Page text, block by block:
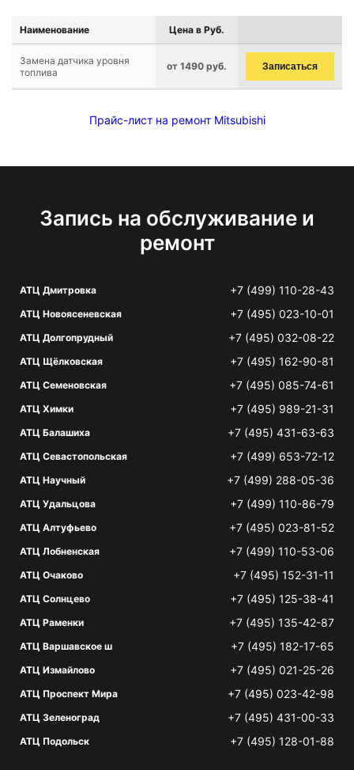
Наименование Цена в Руб.
Замена датчика уровня
топлива
от 1490 руб. Записаться
Прайс-лист на ремонт Mitsubishi
Запись на обслуживание и
ремонт
АТЦ Дмитровка +7 (499) 110-28-43
АТЦ Новоясеневская +7 (495) 023-10-01
АТЦ Долгопрудный +7 (495) 032-08-22
АТЦ Щёлковская +7 (495) 162-90-81
АТЦ Семеновская +7 (495) 085-74-61
АТЦ Химки +7 (495) 989-21-31
АТЦ Балашиха +7 (495) 431-63-63
АТЦ Севастопольская +7 (499) 653-72-12
АТЦ Научный +7 (499) 288-05-36
АТЦ Удальцова +7 (499) 110-86-79
АТЦ Алтуфьево +7 (495) 023-81-52
АТЦ Лобненская +7 (499) 110-53-06
АТЦ Очаково +7 (495) 152-31-11
АТЦ Солнцево +7 (495) 125-38-41
АТЦ Раменки +7 (495) 135-42-87
АТЦ Варшавское ш +7 (495) 182-17-65
АТЦ Измайлово +7 (495) 021-25-26
АТЦ Проспект Мира +7 (495) 023-42-98
АТЦ Зеленоград +7 (495) 431-00-33
АТЦ Подольск +7 (495) 128-01-88